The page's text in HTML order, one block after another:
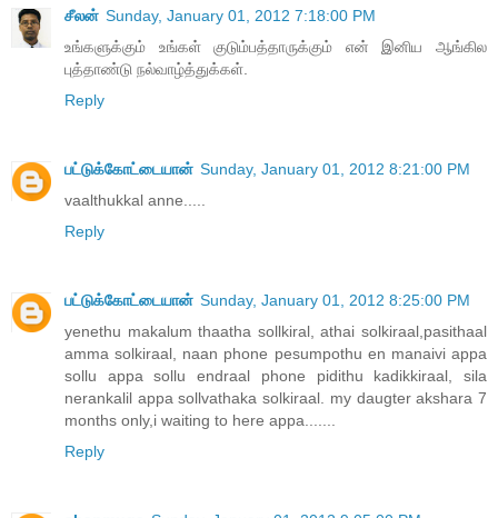
சீலன் Sunday, January 01, 2012 7:18:00 PM
உங்களுக்கும் உங்கள் குடும்பத்தாருக்கும் என் இனிய ஆங்கில
புத்தாண்டு நல்வாழ்த்துக்கள்.
Reply
பட்டுக்கோட்டையான் Sunday, January 01, 2012 8:21:00 PM
vaalthukkal anne.....
Reply
பட்டுக்கோட்டையான் Sunday, January 01, 2012 8:25:00 PM
yenethu makalum thaatha sollkiral, athai solkiraal,pasithaal
amma solkiraal, naan phone pesumpothu en manaivi appa
sollu appa sollu endraal phone pidithu kadikkiraal, sila
nerankalil appa sollvathaka solkiraal. my daugter akshara 7
months only,i waiting to here appa.......
Reply